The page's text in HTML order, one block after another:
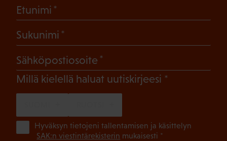
Etunimi
Sukunimi
Sähköpostiosoite
Millä kielellä haluat uutiskirjeesi (Pakollinen)
Hyväksyn tietojeni tallentamisen ja käsittelyn
SAK:n viestintärekisterin mukaisesti *